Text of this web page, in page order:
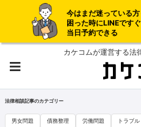
今はまだ迷っている方
困った時にLINEです
当日予約できる
カケコムが運営する法
法律相談記事のカテゴリー
男女問題 債務整理 労働問題 トラブル